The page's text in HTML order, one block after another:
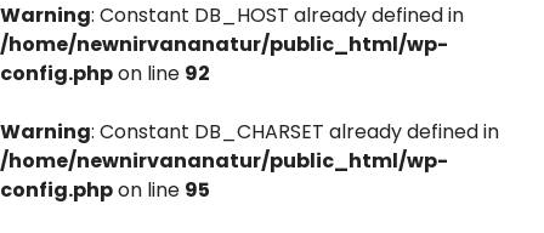
Warning: Constant DB_HOST already defined in
/home/newnirvananatur/public_html/wp-
config.phpon line 92
Warning: Constant DB_CHARSET already defined in
/home/newnirvananatur/public_html/wp-
config.phpon line 95